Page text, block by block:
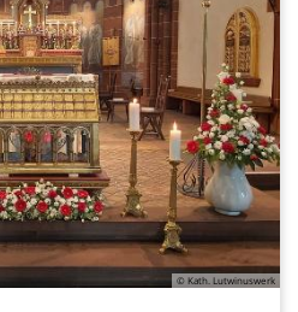
© Kath. Lutwinuswerk